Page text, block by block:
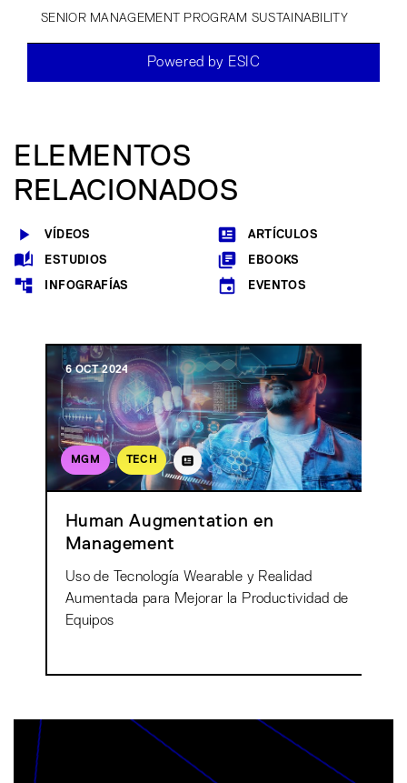
SENIOR MANAGEMENT PROGRAM SUSTAINABILITY
Powered by ESIC
ELEMENTOS
RELACIONADOS
VÍDEOS ARTÍCULOS
ESTUDIOS EBOOKS
INFOGRAFÍAS EVENTOS
MGM TECH
6 OCT 2024
Human Augmentation en
Management
Uso de Tecnología Wearable y Realidad
Aumentada para Mejorar la Productividad de
Equipos